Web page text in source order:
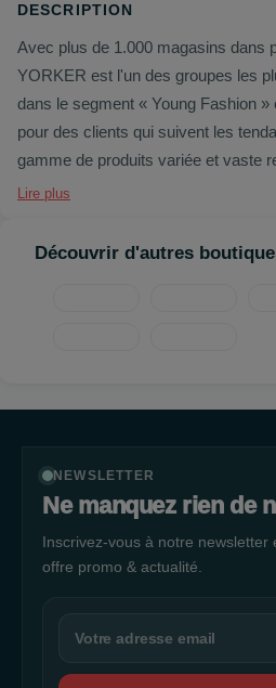
DESCRIPTION
Avec plus de 1.000 magasins dans
YORKER est l'un des groupes les
dans le segment « Young Fashion
pour des clients qui suivent les
gamme de produits variée et vaste
distributeur connues FISHBONE,
ainsi que CENSORED (lingerie et
Lire plus
Découvrir d'autres
NEWSLETTER
Ne manquez rien de
Inscrivez-vous à notre newsletter
offre promo & actualité.